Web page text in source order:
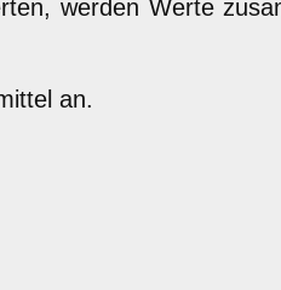
werden Werte
an.